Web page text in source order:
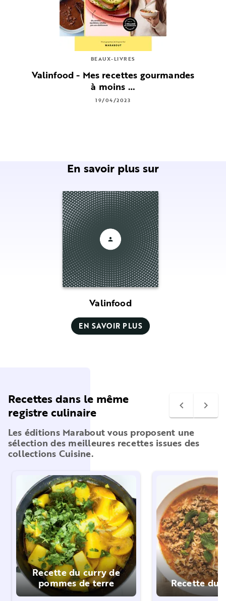
BEAUX-LIVRES
Valinfood - Mes recettes gourmandes
à moins …
19/04/2023
En savoir plus sur
Valinfood
EN SAVOIR PLUS
Recettes dans le même
registre culinaire
navigate_before navigate_next
Les éditions Marabout vous proposent une
sélection des meilleures recettes issues des
collections Cuisine.
Recette du curry de
pommes de terre
Recette du